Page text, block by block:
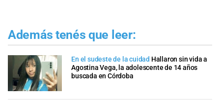
Además tenés que leer:
En el sudeste de la cuidad Hallaron sin vida a
Agostina Vega, la adolescente de 14 años
buscada en Córdoba